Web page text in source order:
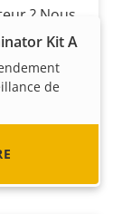
Kit A
de
? Nous
tous
en